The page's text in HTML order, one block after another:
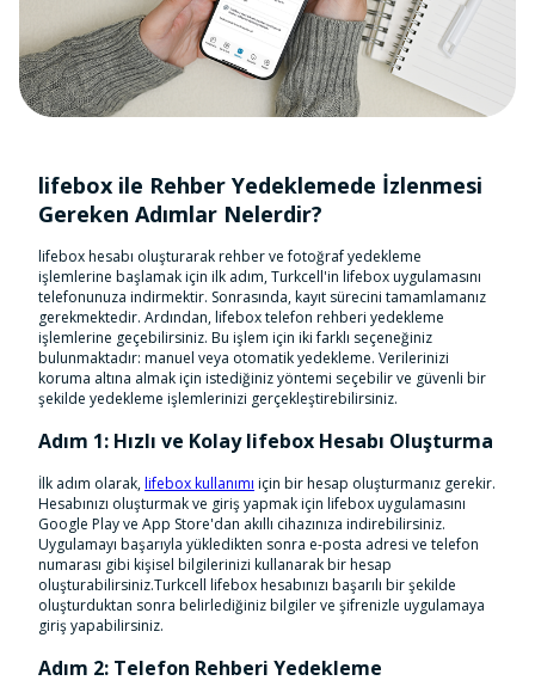
lifebox ile Rehber Yedeklemede İzlenmesi
Gereken Adımlar Nelerdir?
lifebox hesabı oluşturarak rehber ve fotoğraf yedekleme
işlemlerine başlamak için ilk adım, Turkcell'in lifebox uygulamasını
telefonunuza indirmektir. Sonrasında, kayıt sürecini tamamlamanız
gerekmektedir. Ardından, lifebox telefon rehberi yedekleme
işlemlerine geçebilirsiniz. Bu işlem için iki farklı seçeneğiniz
bulunmaktadır: manuel veya otomatik yedekleme. Verilerinizi
koruma altına almak için istediğiniz yöntemi seçebilir ve güvenli bir
şekilde yedekleme işlemlerinizi gerçekleştirebilirsiniz.
Adım 1: Hızlı ve Kolay lifebox Hesabı Oluşturma
İlk adım olarak,lifebox kullanımı için bir hesap oluşturmanız gerekir.
Hesabınızı oluşturmak ve giriş yapmak için lifebox uygulamasını
Google Play ve App Store'dan akıllı cihazınıza indirebilirsiniz.
Uygulamayı başarıyla yükledikten sonra e-posta adresi ve telefon
numarası gibi kişisel bilgilerinizi kullanarak bir hesap
oluşturabilirsiniz.Turkcell lifebox hesabınızı başarılı bir şekilde
oluşturduktan sonra belirlediğiniz bilgiler ve şifrenizle uygulamaya
giriş yapabilirsiniz.
Adım 2: Telefon Rehberi Yedekleme